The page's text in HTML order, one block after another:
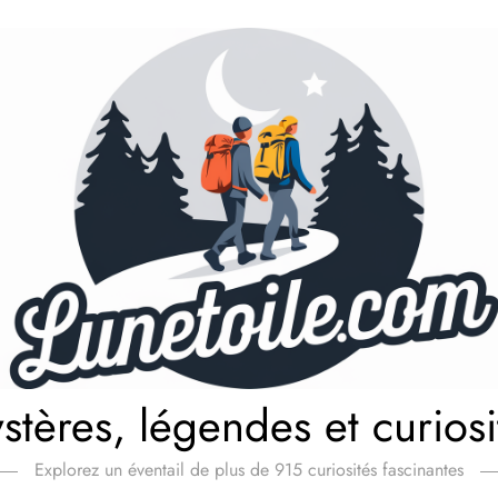
légendes et
Explorez un éventail de plus de 915 curiosités fascinantes